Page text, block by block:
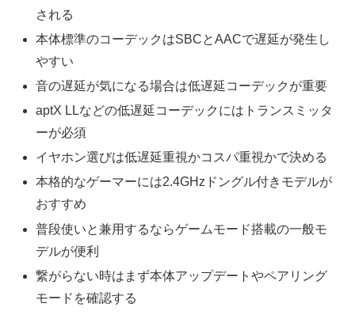
される
本体標準のコーデックはSBCとAACで遅延が発生し
やすい
音の遅延が気になる場合は低遅延コーデックが重要
aptX LLなどの低遅延コーデックにはトランスミッタ
ーが必須
イヤホン選びは低遅延重視かコスパ重視かで決める
本格的なゲーマーには2.4GHzドングル付きモデルが
おすすめ
普段使いと兼用するならゲームモード搭載の一般モ
デルが便利
繋がらない時はまず本体アップデートやペアリング
モードを確認する